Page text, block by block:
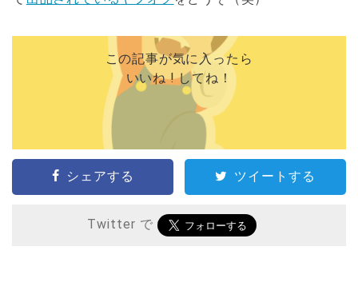
この記事が気に入ったら
いいね ! してね！
シェアする ツイートする
Twitter で